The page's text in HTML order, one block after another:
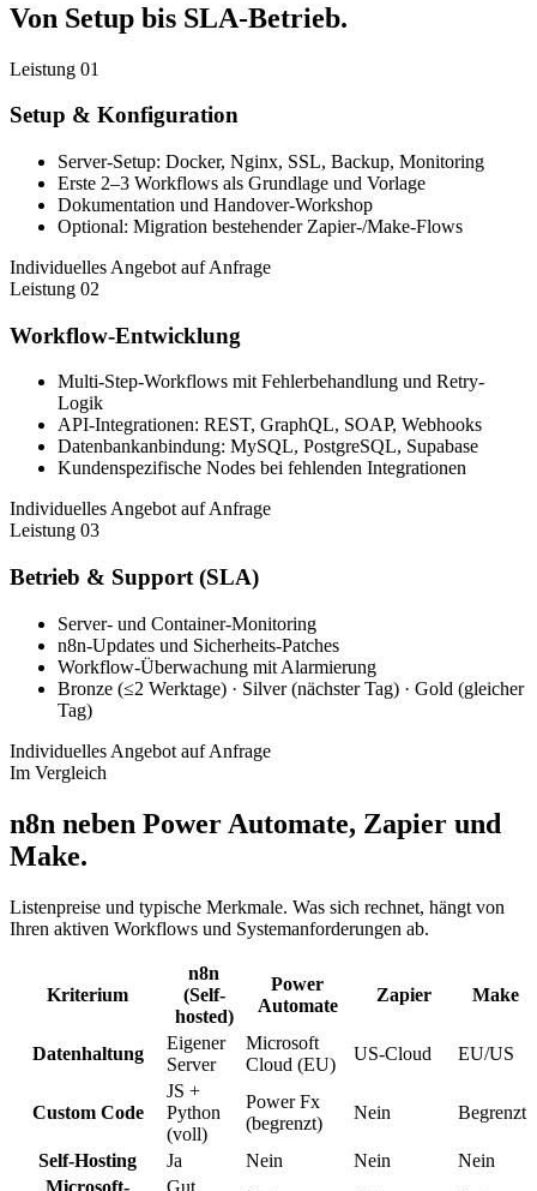
Von Setup bis SLA-Betrieb.
Leistung 01
Setup & Konfiguration
Server-Setup: Docker, Nginx, SSL, Backup, Monitoring
Erste 2–3 Workflows als Grundlage und Vorlage
Dokumentation und Handover-Workshop
Optional: Migration bestehender Zapier-/Make-Flows
Individuelles Angebot auf Anfrage
Leistung 02
Workflow-Entwicklung
Multi-Step-Workflows mit Fehlerbehandlung und Retry-
Logik
API-Integrationen: REST, GraphQL, SOAP, Webhooks
Datenbankanbindung: MySQL, PostgreSQL, Supabase
Kundenspezifische Nodes bei fehlenden Integrationen
Individuelles Angebot auf Anfrage
Leistung 03
Betrieb & Support (SLA)
Server- und Container-Monitoring
n8n-Updates und Sicherheits-Patches
Workflow-Überwachung mit Alarmierung
Bronze (≤2 Werktage) · Silver (nächster Tag) · Gold (gleicher
Tag)
Individuelles Angebot auf Anfrage
Im Vergleich
n8n neben Power Automate, Zapier und
Make.
Listenpreise und typische Merkmale. Was sich rechnet, hängt von
Ihren aktiven Workflows und Systemanforderungen ab.
Kriterium
n8n
(Self-
hosted)
Power
Automate
Zapier Make
Datenhaltung
Eigener
Server
Microsoft
Cloud (EU)
US-Cloud EU/US
Custom Code
JS +
Python
(voll)
Power Fx
(begrenzt)
Nein Begrenzt
Self-Hosting Ja Nein Nein
Nein
Microsoft-
Gut